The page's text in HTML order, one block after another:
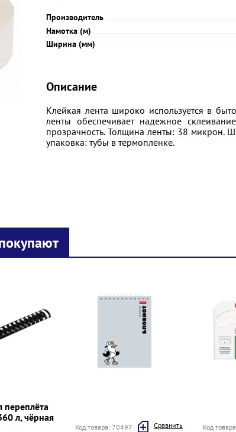
Производитель
Намотка (м)
Ширина (мм)
Описание
Клейкая лента широко используется в
ленты обеспечивает надежное
прозрачность. Толщина ленты: 38 микрон.
упаковка: тубы в термопленке.
переплёта
л, чёрная
Код товара: 70497 Cравнить Код